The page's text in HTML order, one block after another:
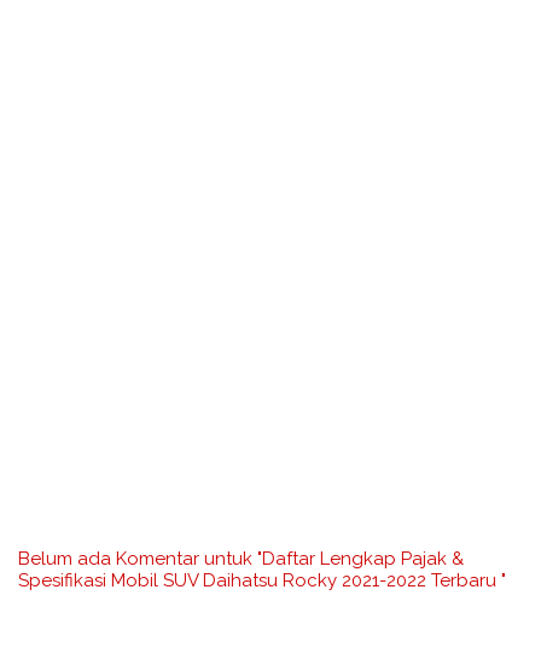
Belum ada Komentar untuk "Daftar Lengkap Pajak &
Spesifikasi Mobil SUV Daihatsu Rocky 2021-2022 Terbaru "